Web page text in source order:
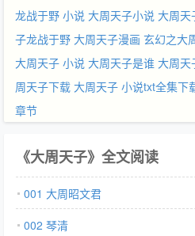
龙战于野 小说 大周天子小说 大周天
子龙战于野 大周天子漫画 玄幻之大
大周天子 小说 大周天子是谁 大周天
周天子下载 大周天子 小说txt全集下
章节
《大周天子》全文阅读
001 大周昭文君
002 琴清